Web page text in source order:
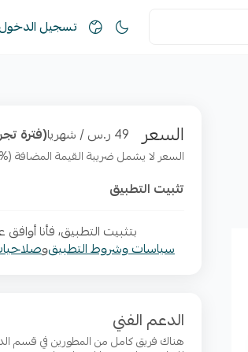
تسجيل
السعر 49 ر.س / شهريا (فترة
السعر لا يشمل ضريبة القيمة المضافة (%15)
تثبيت التطبيق
بتثبيت التطبيق، فأنا أوافق
سياسات وشروط التطبيقو
الدعم الفني
هناك فريق كامل من المطورين في قسم